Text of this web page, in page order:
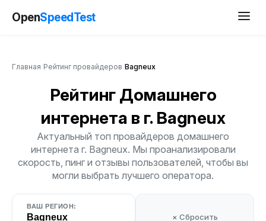
OpenSpeedTest
Главная Рейтинг провайдеров Bagneux
Рейтинг Домашнего
интернета в г. Bagneux
Актуальный топ провайдеров домашнего
интернета г. Bagneux. Мы проанализировали
скорость, пинг и отзывы пользователей, чтобы вы
могли выбрать лучшего оператора.
ВАШ РЕГИОН:
Bagneux × Сбросить